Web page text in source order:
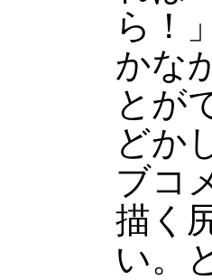
ら！
かな
とが
どか
ブコ
描く
い。